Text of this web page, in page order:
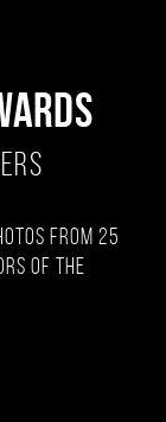
from 25
of the